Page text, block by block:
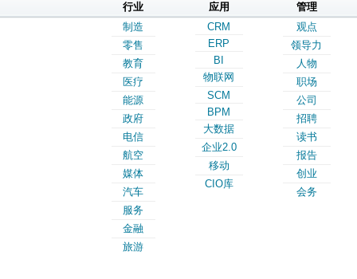
行业
制造
零售
教育
医疗
能源
政府
电信
航空
媒体
汽车
服务
金融
旅游
应用
CRM
ERP
BI
物联网
SCM
BPM
大数据
企业2.0
移动
CIO库
管理
观点
领导力
人物
职场
公司
招聘
读书
报告
创业
会务